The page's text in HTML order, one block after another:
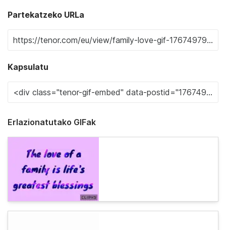
Partekatzeko URLa
Kapsulatu
Erlazionatutako GIFak